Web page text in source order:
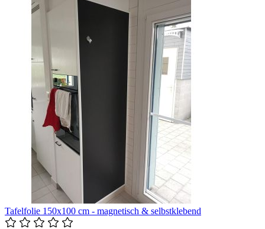
Tafelfolie 150x100 cm - magnetisch & selbstklebend